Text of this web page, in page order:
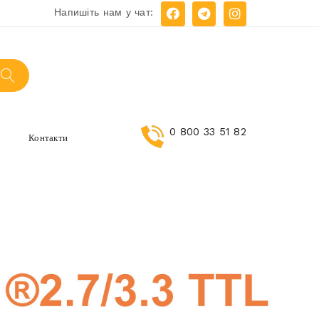
Напишіть нам у чат:
Контакти 0 800 33 51 82